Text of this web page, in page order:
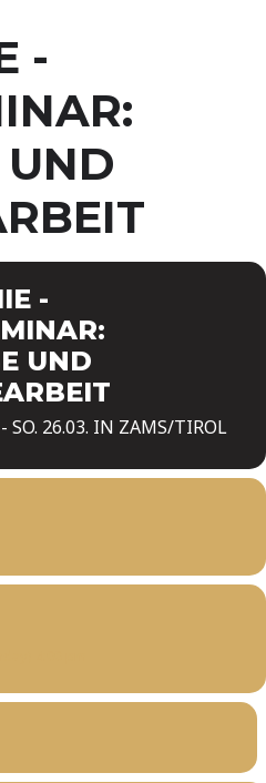
-
UND
-
UND
SO. 26.03. IN ZAMS/TIROL